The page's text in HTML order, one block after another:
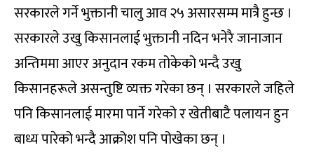
सरकारले गर्ने भुक्तानी चालु आव २५ असारसम्म मात्रै हुन्छ ।
सरकारले उखु किसानलाई भुक्तानी नदिन भनेरै जानाजान
अन्तिममा आएर अनुदान रकम तोकेको भन्दै उखु
किसानहरूले असन्तुष्टि व्यक्त गरेका छन् । सरकारले जहिले
पनि किसानलाई मारमा पार्ने गरेको र खेतीबाटै पलायन हुन
बाध्य पारेको भन्दै आक्रोश पनि पोखेका छन् ।